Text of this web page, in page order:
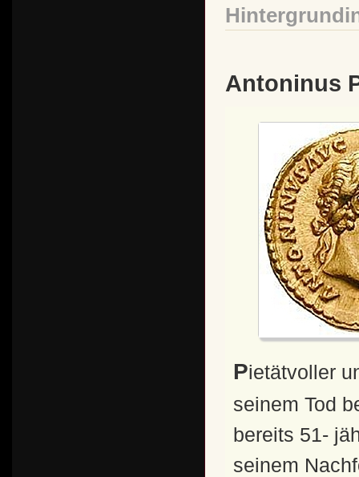
Antoninus
Pietätvoller und "guter" Adoptivkaiser Noch kurz vor
seinem Tod
bereits 51-
seinem